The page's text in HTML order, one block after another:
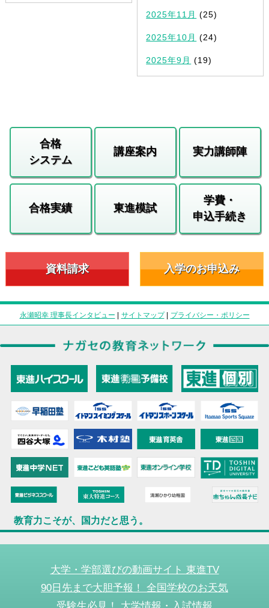
2025年11月 (25)
2025年10月 (24)
2025年9月 (19)
合格
システム
講座案内 実力講師陣
合格実績 東進模試
学費・
申込手続き
資料請求 入学のお申込み
永瀬昭幸 理事長インタビュー | サイトマップ| プライバシー・ポリシー
教育力こそが、国力だと思う。
大学・学部選びの動画サイト 東進TV
90日先まで大胆予報！ 全国学校のお天気